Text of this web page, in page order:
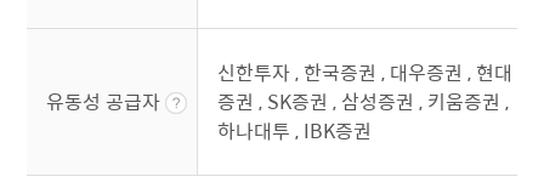
유동성 공급자
신한투자 , 한국증권 , 대우증권 , 현대
증권 , SK증권 , 삼성증권 , 키움증권 ,
하나대투 , IBK증권